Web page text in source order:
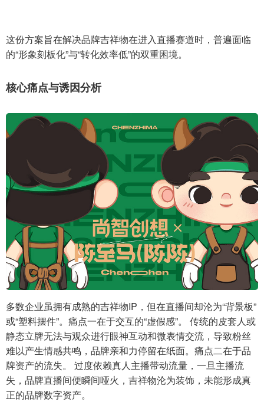
这份方案旨在解决品牌吉祥物在进入直播赛道时，普遍面临
的“形象刻板化”与“转化效率低”的双重困境。
核心痛点与诱因分析
多数企业虽拥有成熟的吉祥物IP，但在直播间却沦为“背景板”
或“塑料摆件”。痛点一在于交互的“虚假感”。 传统的皮套人或
静态立牌无法与观众进行眼神互动和微表情交流，导致粉丝
难以产生情感共鸣，品牌亲和力停留在纸面。痛点二在于品
牌资产的流失。 过度依赖真人主播带动流量，一旦主播流
失，品牌直播间便瞬间哑火，吉祥物沦为装饰，未能形成真
正的品牌数字资产。